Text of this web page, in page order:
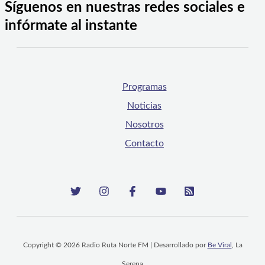
Síguenos en nuestras redes sociales e
infórmate al instante
Programas
Noticias
Nosotros
Contacto
Copyright © 2026 Radio Ruta Norte FM | Desarrollado por Be Viral , La